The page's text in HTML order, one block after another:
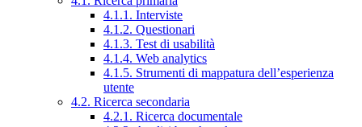
4.1.1. Interviste
4.1.2. Questionari
4.1.3. Test di usabilità
4.1.4. Web analytics
4.1.5. Strumenti di mappatura dell’esperienza
utente
4.2. Ricerca secondaria
4.2.1. Ricerca documentale